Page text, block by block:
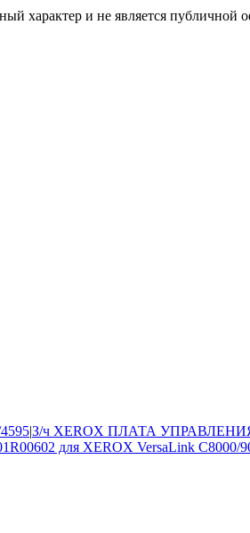
характер и не является публичной
|З/ч XEROX ПЛАТА
для XEROX VersaLink C8000/